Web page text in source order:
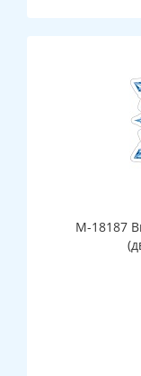
М-18187